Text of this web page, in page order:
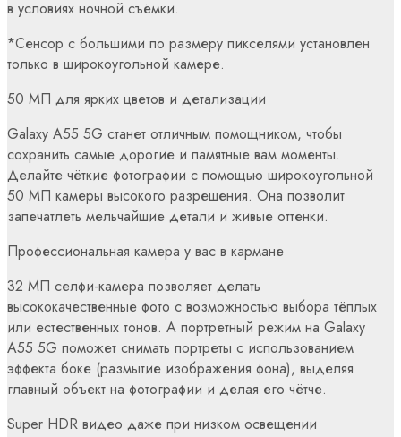
в условиях ночной съёмки.
*Сенсор с большими по размеру пикселями установлен
только в широкоугольной камере.
50 МП для ярких цветов и детализации
Galaxy A55 5G станет отличным помощником, чтобы
сохранить самые дорогие и памятные вам моменты.
Делайте чёткие фотографии с помощью широкоугольной
50 МП камеры высокого разрешения. Она позволит
запечатлеть мельчайшие детали и живые оттенки.
Профессиональная камера у вас в кармане
32 МП селфи-камера позволяет делать
высококачественные фото с возможностью выбора тёплых
или естественных тонов. А портретный режим на Galaxy
A55 5G поможет снимать портреты с использованием
эффекта боке (размытие изображения фона), выделяя
главный объект на фотографии и делая его чётче.
Super HDR видео даже при низком освещении